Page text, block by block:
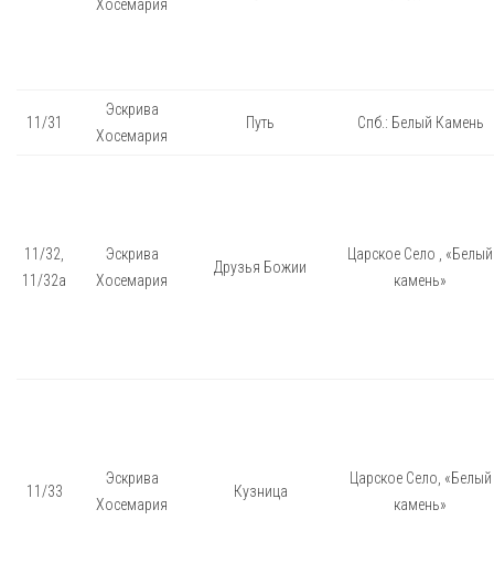
Хосемария
11/31
Эскрива
Хосемария
Путь Спб.: Белый Камень
11/32,
11/32а
Эскрива
Хосемария
Друзья Божии
Царское Село , «Белый
камень»
11/33
Эскрива
Хосемария
Кузница
Царское Село, «Белый
камень»